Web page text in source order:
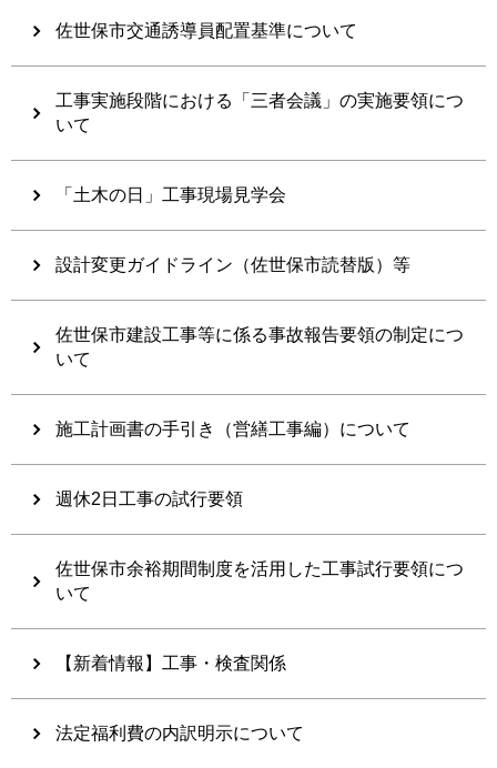
佐世保市交通誘導員配置基準について
工事実施段階における「三者会議」の実施要領につ
いて
「土木の日」工事現場見学会
設計変更ガイドライン（佐世保市読替版）等
佐世保市建設工事等に係る事故報告要領の制定につ
いて
施工計画書の手引き（営繕工事編）について
週休2日工事の試行要領
佐世保市余裕期間制度を活用した工事試行要領につ
いて
【新着情報】工事・検査関係
法定福利費の内訳明示について